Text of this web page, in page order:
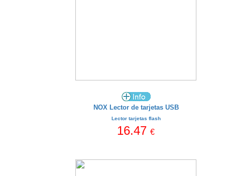
NOX Lector de tarjetas USB
Lector tarjetas flash
16.47 €